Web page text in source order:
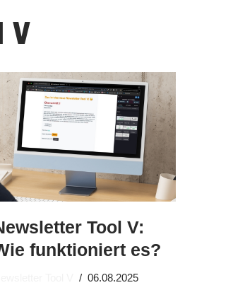
V
Tool V:
funktioniert es?
06.08.2025